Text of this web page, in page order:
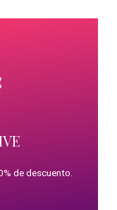
de descuento.